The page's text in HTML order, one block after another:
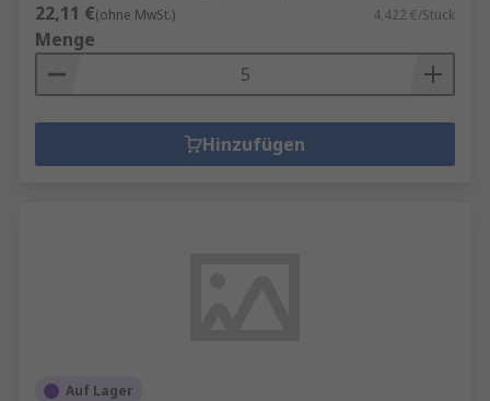
22,11 €(ohne MwSt.) 4,422 €/Stück
Menge
Hinzufügen
Auf Lager